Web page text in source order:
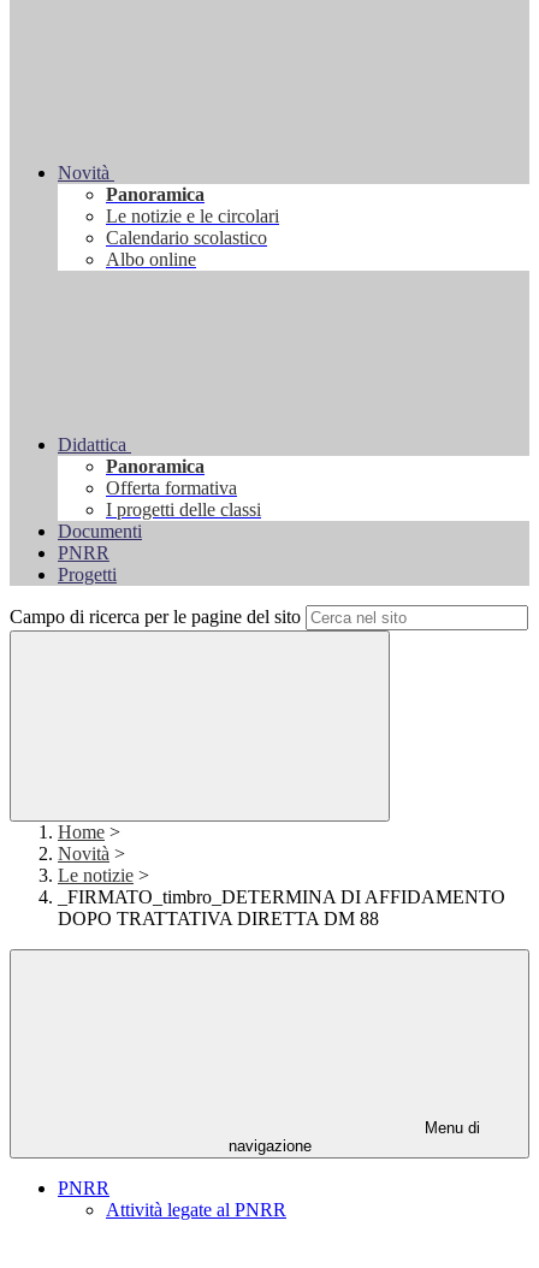
Novità
Panoramica
Le notizie e le circolari
Calendario scolastico
Albo online
Didattica
Panoramica
Offerta formativa
I progetti delle classi
Documenti
PNRR
Progetti
Campo di ricerca per le pagine del sito
Home >
Novità >
Le notizie >
_FIRMATO_timbro_DETERMINA DI AFFIDAMENTO
DOPO TRATTATIVA DIRETTA DM 88
Menu di
navigazione
PNRR
Attività legate al PNRR